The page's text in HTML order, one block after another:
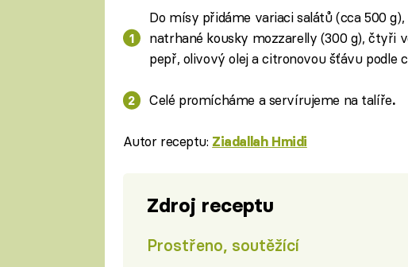
Do mísy přidáme variaci salátů (cca 500
natrhané kousky mozzarelly (300 g), čtyři
pepř, olivový olej a citronovou šťávu podle
Celé promícháme a servírujeme na talíře.
Autor receptu: Ziadallah Hmidi
Zdroj receptu
Prostřeno, soutěžící